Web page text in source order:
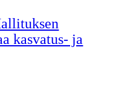
kasvatus- ja